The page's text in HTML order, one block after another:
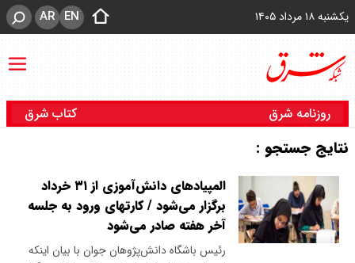
یکشنبه ۱۸ مرداد ۱۴۰۵ EN
AR
روزنامه شرق کتاب شرق
نتایج جستجو :
المپیادهای دانش‌آموزی از ۳۱ خرداد
برگزار می‌شود / کارتهای ورود به جلسه
آخر هفته صادر می‌شود
رئیس باشگاه دانش‌پژوهان جوان با بیان اینکه